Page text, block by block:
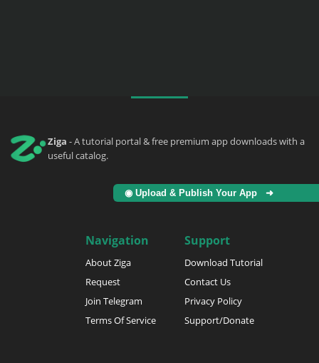
Ziga - A tutorial portal & free premium app downloads with a
useful catalog.
◉ Upload & Publish Your App ➜
Navigation
About Ziga
Request
Join Telegram
Terms Of Service
Support
Download Tutorial
Contact Us
Privacy Policy
Support/Donate